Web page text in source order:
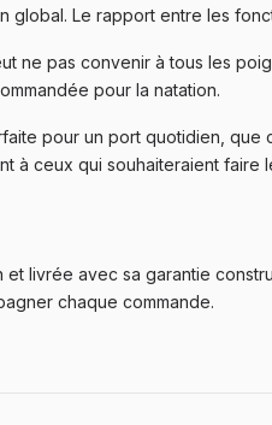
Le rapport entre les
ne pas convenir à tous les
pour la natation.
pour un port quotidien,
à ceux qui souhaiteraient
livrée avec sa garantie
chaque commande.